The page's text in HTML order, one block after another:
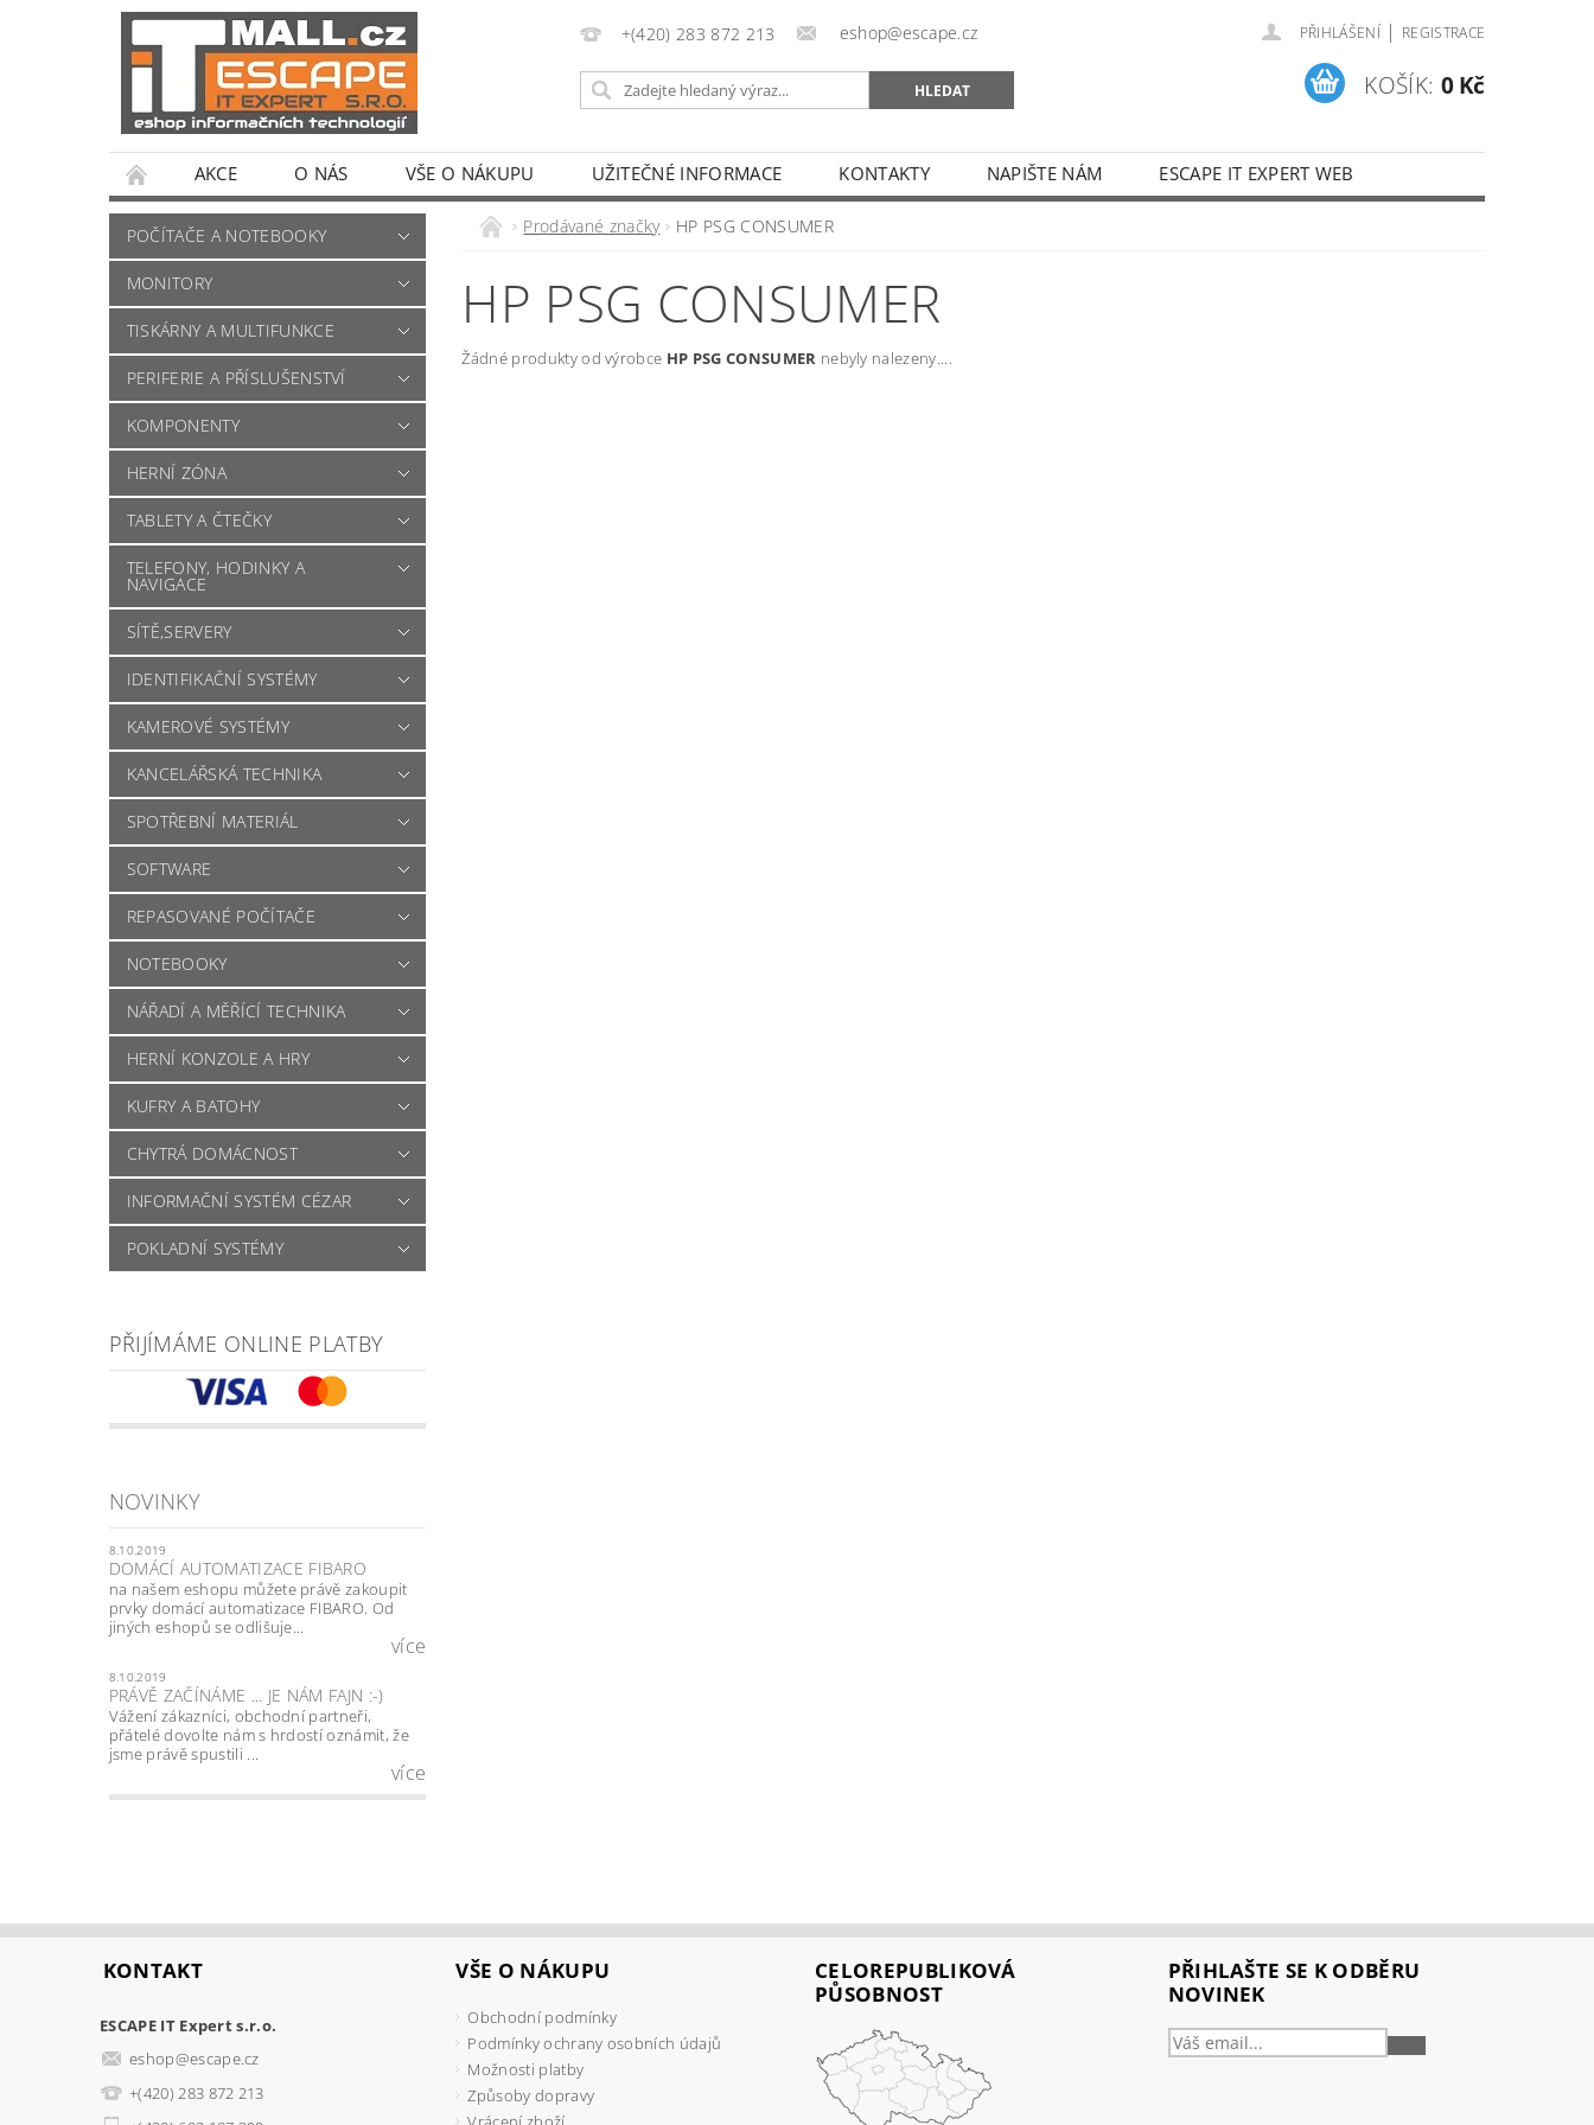
+(420) 283 872 213 eshop@escape.cz PŘIHLÁŠENÍ | REGISTRACE
KOŠÍK: 0 Kč
AKCE O NÁS VŠE O NÁKUPU UŽITEČNÉ INFORMACE KONTAKTY NAPIŠTE NÁM ESCAPE IT EXPERT WEB
POČÍTAČE A NOTEBOOKY
MONITORY
TISKÁRNY A MULTIFUNKCE
PERIFERIE A PŘÍSLUŠENSTVÍ
KOMPONENTY
HERNÍ ZÓNA
TABLETY A ČTEČKY
TELEFONY, HODINKY A
NAVIGACE
SÍTĚ,SERVERY
IDENTIFIKAČNÍ SYSTÉMY
KAMEROVÉ SYSTÉMY
KANCELÁŘSKÁ TECHNIKA
SPOTŘEBNÍ MATERIÁL
SOFTWARE
REPASOVANÉ POČÍTAČE
NOTEBOOKY
NÁŘADÍ A MĚŘÍCÍ TECHNIKA
HERNÍ KONZOLE A HRY
KUFRY A BATOHY
CHYTRÁ DOMÁCNOST
INFORMAČNÍ SYSTÉM CÉZAR
POKLADNÍ SYSTÉMY
PŘIJÍMÁME ONLINE PLATBY
NOVINKY
8.10.2019
DOMÁCÍ AUTOMATIZACE FIBARO
na našem eshopu můžete právě zakoupit
prvky domácí automatizace FIBARO. Od
jiných eshopů se odlišuje...
více
8.10.2019
PRÁVĚ ZAČÍNÁME ... JE NÁM FAJN :-)
Vážení zákazníci, obchodní partneři,
přátelé dovolte nám s hrdostí oznámit, že
jsme právě spustili ...
více
Prodávané značky HP PSG CONSUMER
HP PSG CONSUMER
Žádné produkty od výrobce HP PSG CONSUMER nebyly nalezeny....
KONTAKT
ESCAPE IT Expert s.r.o.
eshop@escape.cz
+(420) 283 872 213
VŠE O NÁKUPU
Obchodní podmínky
Podmínky ochrany osobních údajů
Možnosti platby
Způsoby dopravy
CELOREPUBLIKOVÁ
PŮSOBNOST
PŘIHLAŠTE SE K ODBĚRU
NOVINEK
PŘIHLÁSIT